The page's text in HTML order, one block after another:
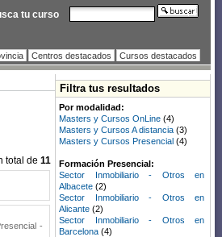
Centros destacados Cursos destacados
Filtra tus resultados
Por modalidad:
Masters y Cursos OnLine (4)
Masters y Cursos A distancia (3)
Masters y Cursos Presencial (4)
Formación Presencial:
Sector Inmobiliario - Otros en
Albacete (2)
Sector Inmobiliario - Otros en
Alicante (2)
Sector Inmobiliario - Otros en
Barcelona (4)
total de 11
-
tu curso